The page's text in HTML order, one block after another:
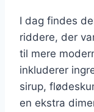
I dag findes
riddere, der
til mere
inkluderer
sirup,
en ekstra